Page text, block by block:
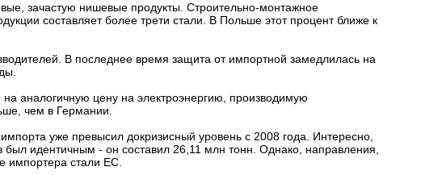
зачастую нишевые продукты. Строительно-монтажное
составляет более трети стали. В Польше этот процент ближе к
В последнее время защита от импортной замедлилась на
аналогичную цену на электроэнергию, производимую
чем в Германии.
уже превысил докризисный уровень с 2008 года. Интересно,
идентичным - он составил 26,11 млн тонн. Однако, направления,
импортера стали ЕС.